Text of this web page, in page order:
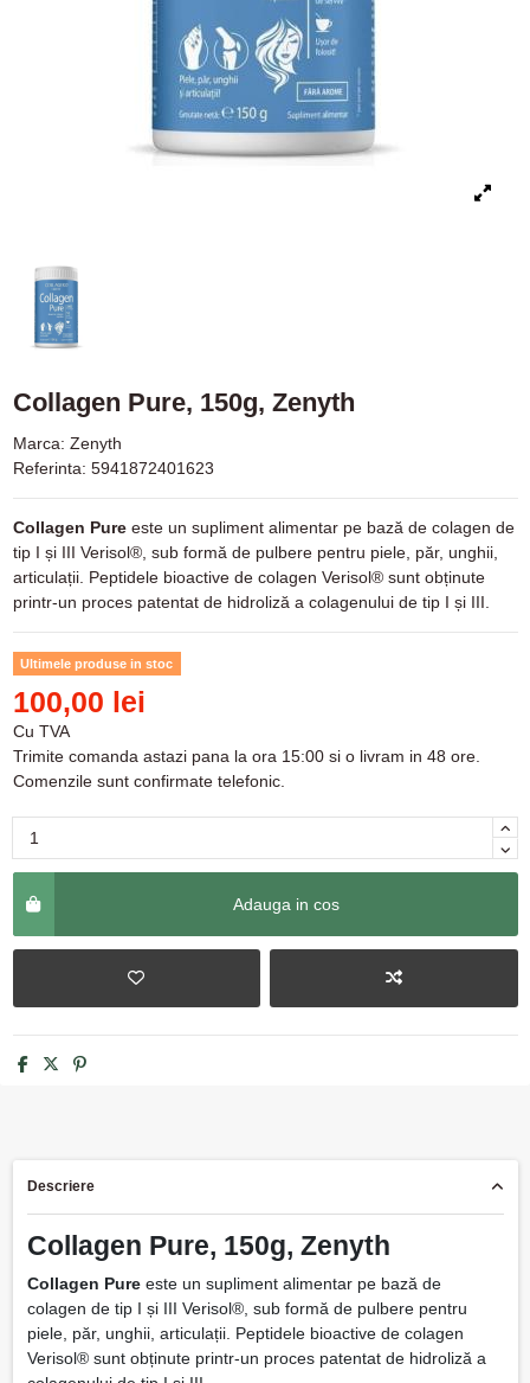
Collagen Pure, 150g, Zenyth
Marca: Zenyth
Referinta: 5941872401623
Collagen Pureeste un supliment alimentar pe bază de colagen de
tip I și III Verisol®, sub formă de pulbere pentru piele, păr, unghii,
articulații. Peptidele bioactive de colagen Verisol® sunt obținute
printr-un proces patentat de hidroliză a colagenului de tip I și III.
Ultimele produse in stoc
100,00 lei
Cu TVA
Trimite comanda astazi pana la ora 15:00 si o livram in 48 ore.
Comenzile sunt confirmate telefonic.
Adauga in cos
Descriere
Collagen Pure, 150g, Zenyth
Collagen Pureeste un supliment alimentar pe bază de
colagen de tip I și III Verisol®, sub formă de pulbere pentru
piele, păr, unghii, articulații. Peptidele bioactive de colagen
Verisol® sunt obținute printr-un proces patentat de hidroliză a